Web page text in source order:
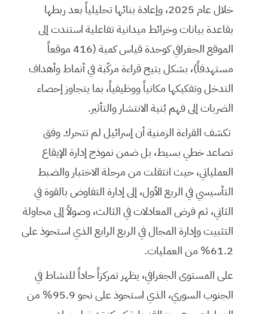
خلال عام 2025، وإعادة بنائها تحليلياً بعد ربطها
بقاعدة بيانات وخرائط ميدانية تفاعلية استندت إلى
الموقع الجغرافي كوحدة قياس كمية (416 موقعاً
مستهدفاً)، بشكل يتيح قراءة مركّبة في أنماط وأهداف
التدخل وتفكيكها مكانياً ووظيفياً، بما يتجاوز إحصاء
الضربات إلى فهم بُنية الانتشار والتأثير.
⁠تكشف القراءة الزمنية أن إسرائيل لم تتحرك وفق
تصاعد خطي بسيط، بل ضمن نموذج إدارة الإيقاع
العملياتي، حيث انتقلت من مرحلة الاختبار والضبط
التأسيسي في الربع الأول، إلى إدارة التفاوض بالقوة في
الثاني، ثم فرض المعادلات في الثالث، وصولاً إلى محاولة
التثبيت وإدارة المجال في الربع الرابع الذي استحوذ على
61.2% من العمليات.
على المستوى الجغرافي، يظهر تمركزاً حاداً للنشاط في
الجنوب السوري، الذي استحوذ على نحو 95.9% من